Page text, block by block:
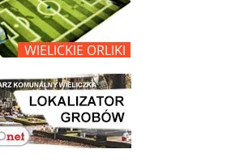
grobów na wielickim cmentarzu - grobnet